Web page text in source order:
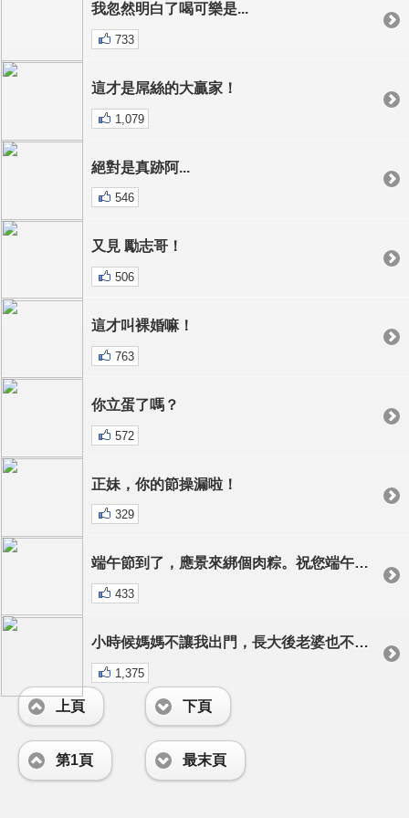
我忽然明白了喝可樂是...
733
這才是屌絲的大贏家！
1,079
絕對是真跡阿...
546
又見 勵志哥！
506
這才叫裸婚嘛！
763
你立蛋了嗎？
572
正妹，你的節操漏啦！
329
端午節到了，應景來綁個肉粽。祝您端午節快樂！
433
小時候媽媽不讓我出門，長大後老婆也不讓我出門...還是兄弟夠義氣阿！
1,375
上頁 下頁
第1頁 最末頁